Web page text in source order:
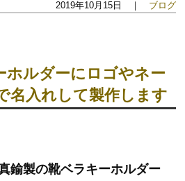
2019年10月15日 ｜ ブログ
ホルダーにロゴやネー
名入れして製作します
鍮製の靴ベラキーホルダー